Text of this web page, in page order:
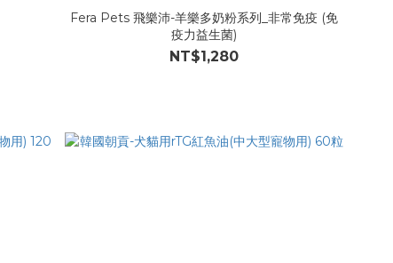
Fera Pets 飛樂沛-羊樂多奶粉系列_非常免疫 (免
疫力益生菌)
NT$1,280